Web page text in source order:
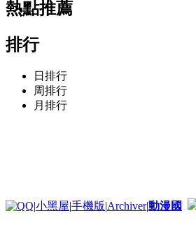
熱點推薦
排行
日排行
周排行
月排行
|小黑屋|手機版|Archiver|動漫國